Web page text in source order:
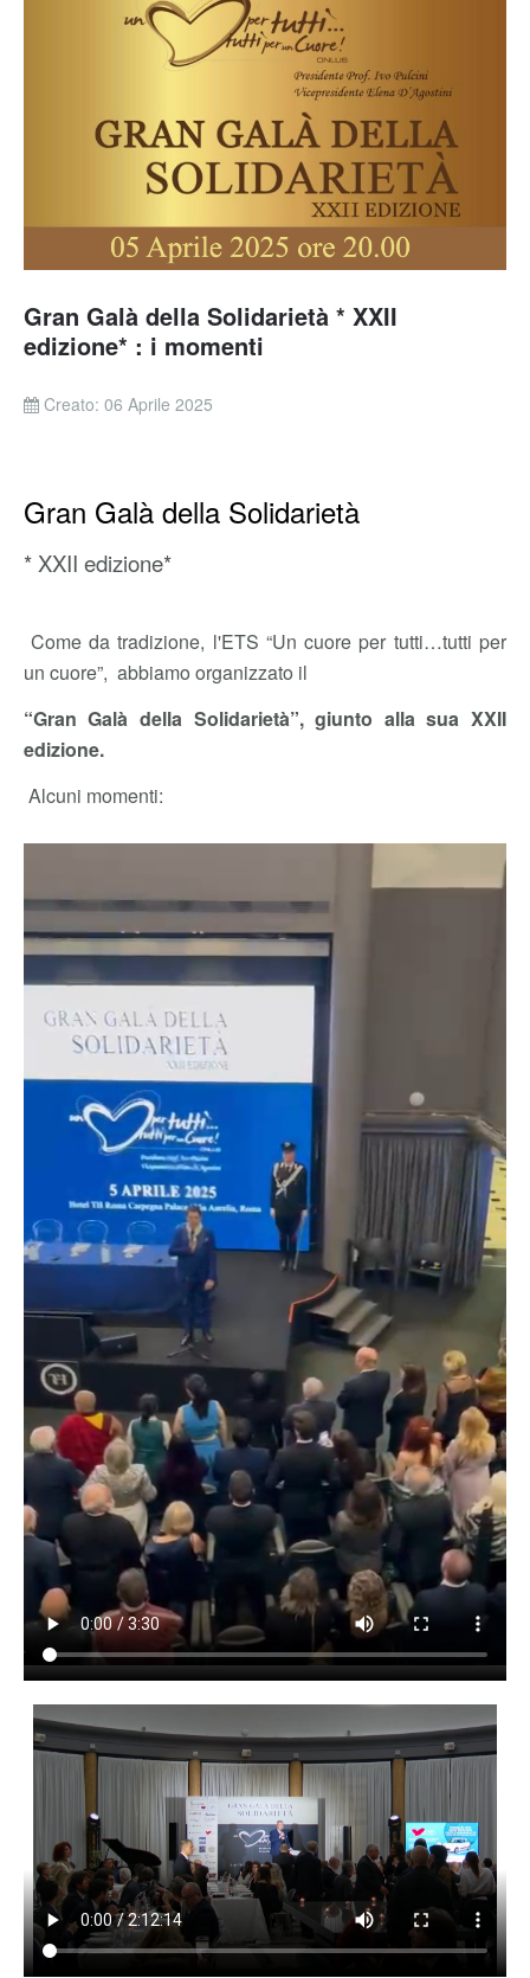
Gran Galà della Solidarietà * XXII
edizione* : i momenti
Creato: 06 Aprile 2025
Gran Galà della Solidarietà
* XXII edizione*
Come da tradizione, l'ETS “Un cuore per tutti…tutti per
un cuore”, abbiamo organizzato il
“Gran Galà della Solidarietà”, giunto alla sua XXII
edizione.
Alcuni momenti: